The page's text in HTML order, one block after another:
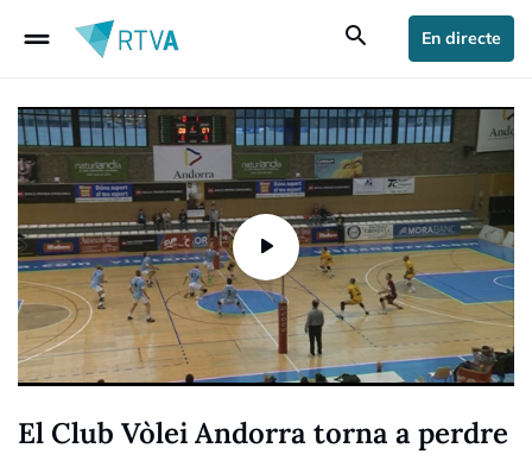
drag_handle search En directe
El Club Vòlei Andorra torna a perdre